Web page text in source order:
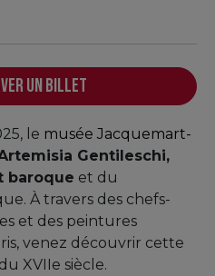
un billet
le musée Jacquemart-
Gentileschi,
baroque et du
À travers des chefs-
et des peintures
venez découvrir cette
XVIIe siècle.